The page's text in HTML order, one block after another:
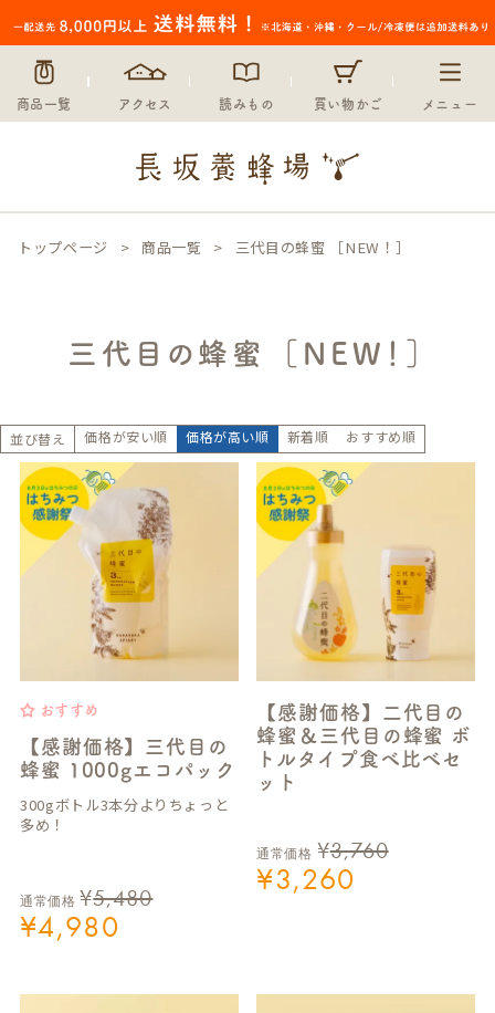
商品一覧 アクセス 読みもの 買い物かご メニュー
トップページ 商品一覧 三代目の蜂蜜 ［NEW！］
三代目の蜂蜜 ［NEW！］
並び替え 価格が安い順 価格が高い順 新着順 おすすめ順
おすすめ
【感謝価格】三代目の
蜂蜜 1000gエコパック
300gボトル3本分よりちょっと
多め！
通常価格 ¥5,480
¥4,980
【感謝価格】二代目の
蜂蜜＆三代目の蜂蜜 ボ
トルタイプ食べ比べセ
ット
通常価格 ¥3,760
¥3,260